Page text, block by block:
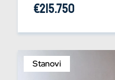
€215.750
Stanovi